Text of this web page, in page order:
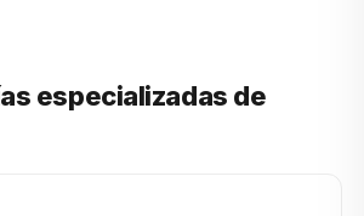
especializadas de